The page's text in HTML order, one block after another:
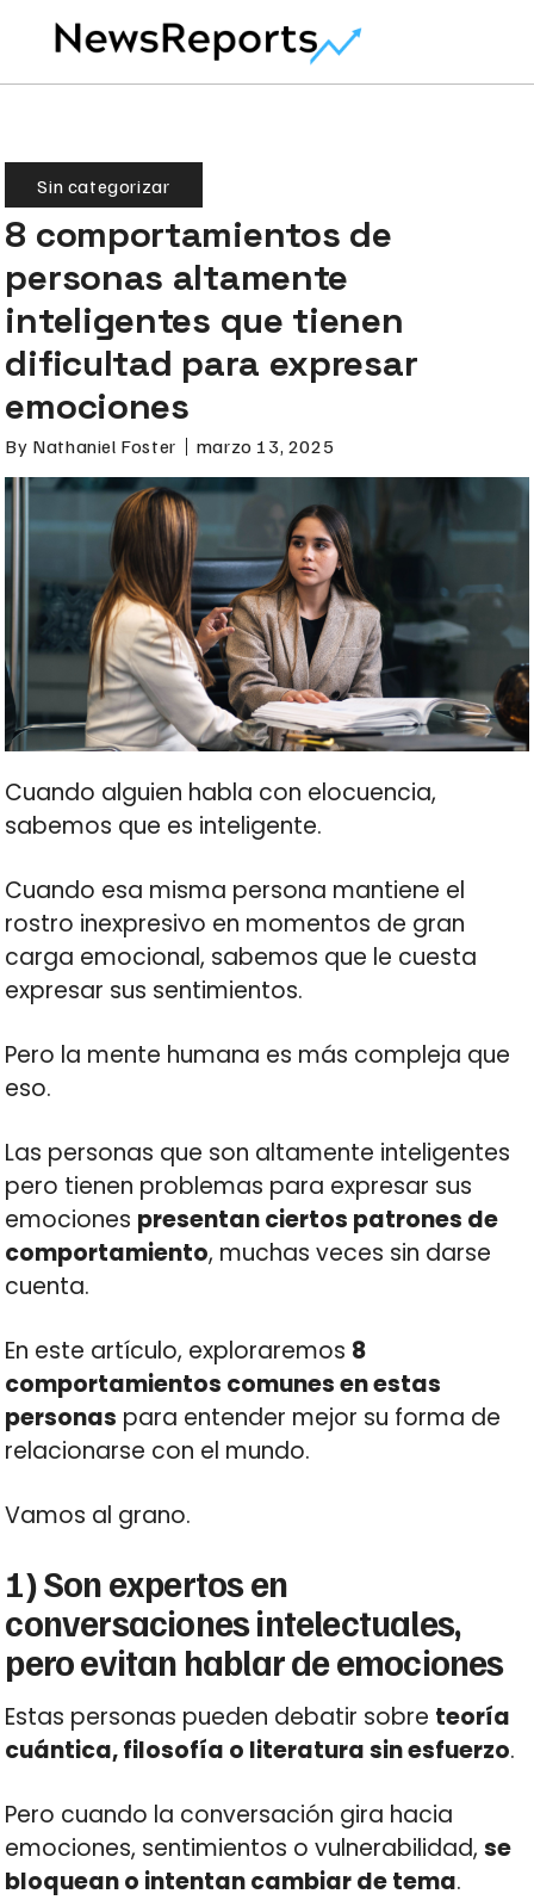
Sin categorizar
8 comportamientos de
personas altamente
inteligentes que tienen
dificultad para expresar
emociones
By Nathaniel Foster marzo 13, 2025
Cuando alguien habla con elocuencia,
sabemos que es inteligente.
Cuando esa misma persona mantiene el
rostro inexpresivo en momentos de gran
carga emocional, sabemos que le cuesta
expresar sus sentimientos.
Pero la mente humana es más compleja que
eso.
Las personas que son altamente inteligentes
pero tienen problemas para expresar sus
emociones presentan ciertos patrones de
comportamiento, muchas veces sin darse
cuenta.
En este artículo, exploraremos 8
comportamientos comunes en estas
personas para entender mejor su forma de
relacionarse con el mundo.
Vamos al grano.
1) Son expertos en
conversaciones intelectuales,
pero evitan hablar de emociones
Estas personas pueden debatir sobre teoría
cuántica, filosofía o literatura sin esfuerzo.
Pero cuando la conversación gira hacia
emociones, sentimientos o vulnerabilidad,se
bloquean o intentan cambiar de tema.